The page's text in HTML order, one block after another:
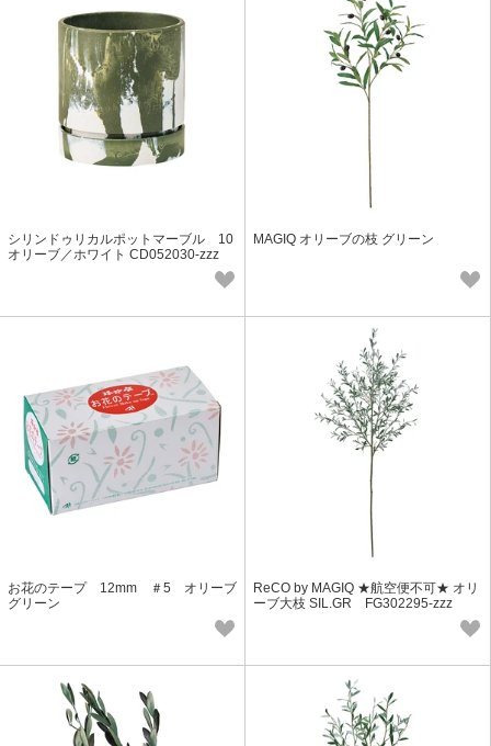
シリンドゥリカルポットマーブル 10
オリーブ／ホワイト CD052030-zzz
MAGIQ オリーブの枝 グリーン
お花のテープ 12mm ＃5 オリーブ
グリーン
ReCO by MAGIQ ★航空便不可★ オリ
ーブ大枝 SIL.GR FG302295-zzz